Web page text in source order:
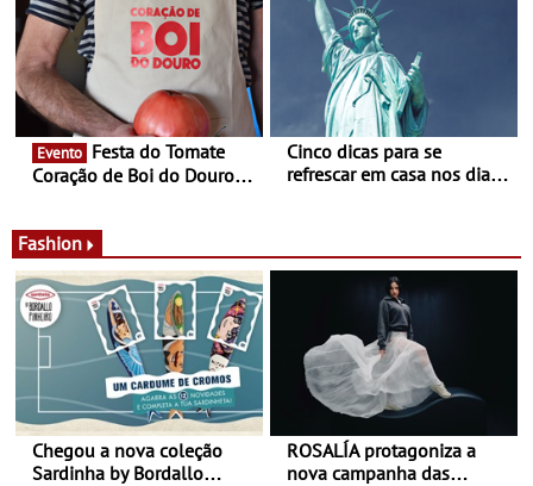
país
Experiência luminosa no
jardim do Museu de
Alberto Sampaio
Evento
Coração de Boi do Douro -
Cinco dicas para se
refrescar em casa nos dias
Fashion
Chegou a nova coleção
Sardinha by Bordallo
ROSALÍA protagoniza a
nova campanha das